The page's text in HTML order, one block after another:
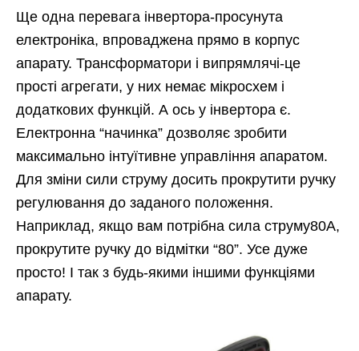
Ще одна перевага інвертора-просунута
електроніка, впроваджена прямо в корпус
апарату. Трансформатори і випрямлячі-це
прості агрегати, у них немає мікросхем і
додаткових функцій. А ось у інвертора є.
Електронна “начинка” дозволяє зробити
максимально інтуїтивне управління апаратом.
Для зміни сили струму досить прокрутити ручку
регулювання до заданого положення.
Наприклад, якщо вам потрібна сила струму80А,
прокрутите ручку до відмітки “80”. Усе дуже
просто! І так з будь-якими іншими функціями
апарату.